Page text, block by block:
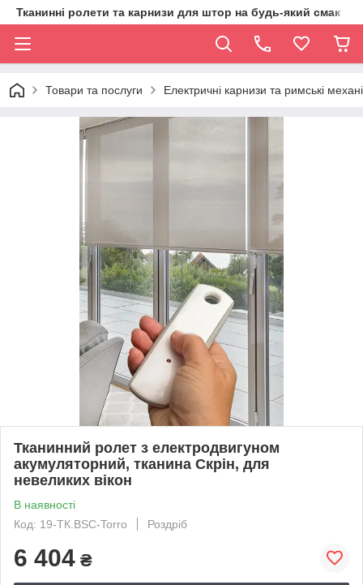
Тканинні ролети та карнизи для штор на будь-який смак
Товари та послуги Електричні карнизи та римські
Тканинний ролет з електродвигуном
акумуляторний, тканина Скрін, для
невеликих вікон
В наявності
Код: 19-ТК.BSC-Torro
Роздріб
6 404 ₴